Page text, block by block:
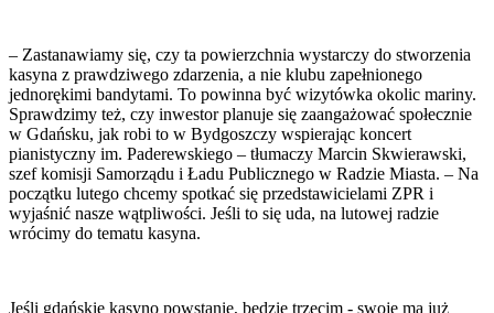
– Zastanawiamy się, czy ta powierzchnia wystarczy do stworzenia
kasyna z prawdziwego zdarzenia, a nie klubu zapełnionego
jednorękimi bandytami. To powinna być wizytówka okolic mariny.
Sprawdzimy też, czy inwestor planuje się zaangażować społecznie
w Gdańsku, jak robi to w Bydgoszczy wspierając koncert
pianistyczny im. Paderewskiego – tłumaczy Marcin Skwierawski,
szef komisji Samorządu i Ładu Publicznego w Radzie Miasta. – Na
początku lutego chcemy spotkać się przedstawicielami ZPR i
wyjaśnić nasze wątpliwości. Jeśli to się uda, na lutowej radzie
wrócimy do tematu kasyna.
Jeśli gdańskie kasyno powstanie, będzie trzecim - swoje ma już